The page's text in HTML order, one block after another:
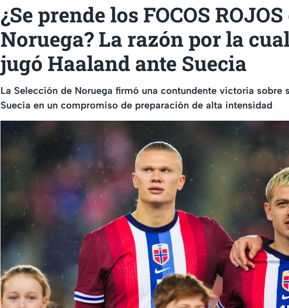
¿Se prende los FOCOS
Noruega? La razón por la
jugó Haaland ante Suecia
La Selección de Noruega firmó una contundente victoria sobre
Suecia en un compromiso de preparación de alta intensidad